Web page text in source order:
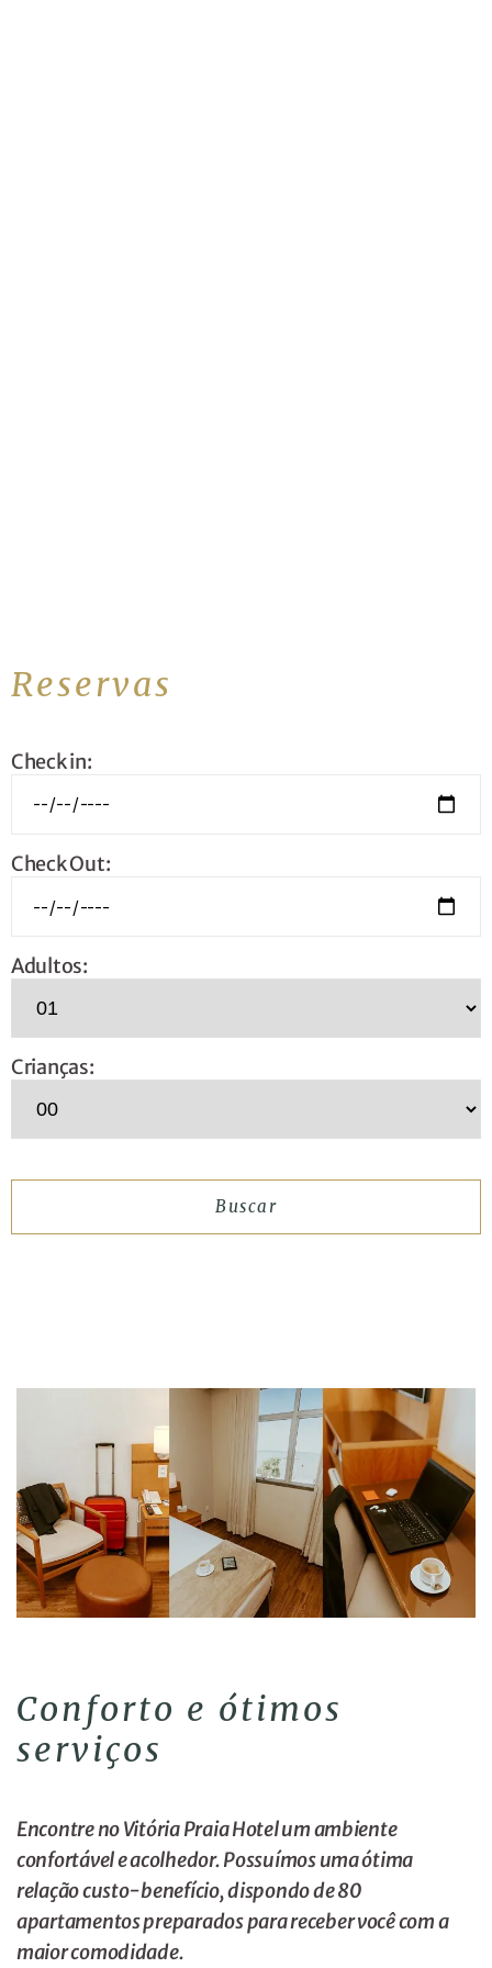
Reservas
Check in:
Check Out:
Adultos:
Crianças:
Conforto e ótimos
serviços
Encontre no Vitória Praia Hotel um ambiente
confortável e acolhedor. Possuímos uma ótima
relação custo-benefício, dispondo de 80
apartamentos preparados para receber você com a
maior comodidade.